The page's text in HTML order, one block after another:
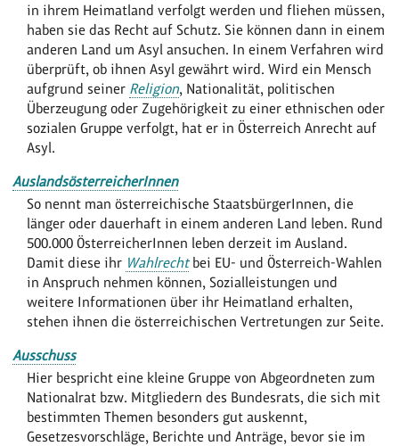
in ihrem Heimatland verfolgt werden und fliehen müssen,
haben sie das Recht auf Schutz. Sie können dann in einem
anderen Land um Asyl ansuchen. In einem Verfahren wird
überprüft, ob ihnen Asyl gewährt wird. Wird ein Mensch
aufgrund seiner Religion, Nationalität, politischen
Überzeugung oder Zugehörigkeit zu einer ethnischen oder
sozialen Gruppe verfolgt, hat er in Österreich Anrecht auf
Asyl.
AuslandsösterreicherInnen
So nennt man österreichische StaatsbürgerInnen, die
länger oder dauerhaft in einem anderen Land leben. Rund
500.000 ÖsterreicherInnen leben derzeit im Ausland.
Damit diese ihr Wahlrechtbei EU- und Österreich-Wahlen
in Anspruch nehmen können, Sozialleistungen und
weitere Informationen über ihr Heimatland erhalten,
stehen ihnen die österreichischen Vertretungen zur Seite.
Ausschuss
Hier bespricht eine kleine Gruppe von Abgeordneten zum
Nationalrat bzw. Mitgliedern des Bundesrats, die sich mit
bestimmten Themen besonders gut auskennt,
Gesetzesvorschläge, Berichte und Anträge, bevor sie im